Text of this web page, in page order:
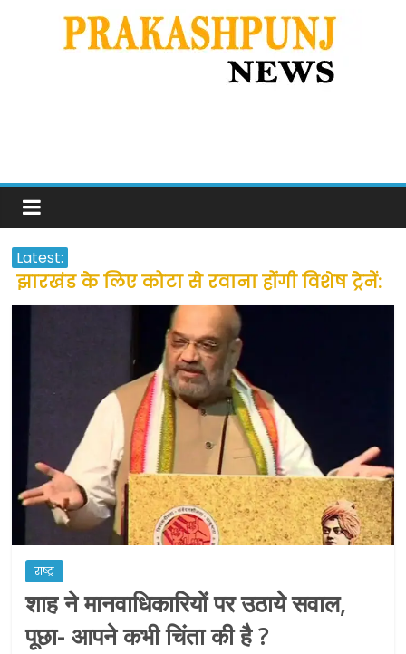
Latest:
झारखंड के लिए कोटा से रवाना होंगी विशेष ट्रेनें:
सीएम हेमंत सोरेन
उत्तराखंड के अन्य राज्यों में फंसे लोगों की जल्द
होगी घर वापसी
प्रवासियों व मजदूरों को दी गई छूट के बाद लोगो
ने कराया पंजीयन: राजस्थान सरकार
शराब और पान की दुकानों को ग्रीन जोन में
खोलने की मिली इजाजत: गृह मंत्रालय
दो हफ्ते के लिए बढ़ाया लॉकडाउन: गृह मंत्रालय
राष्ट्र
शाह ने मानवाधिकारियों पर उठाये सवाल,
पूछा- आपने कभी चिंता की है ?